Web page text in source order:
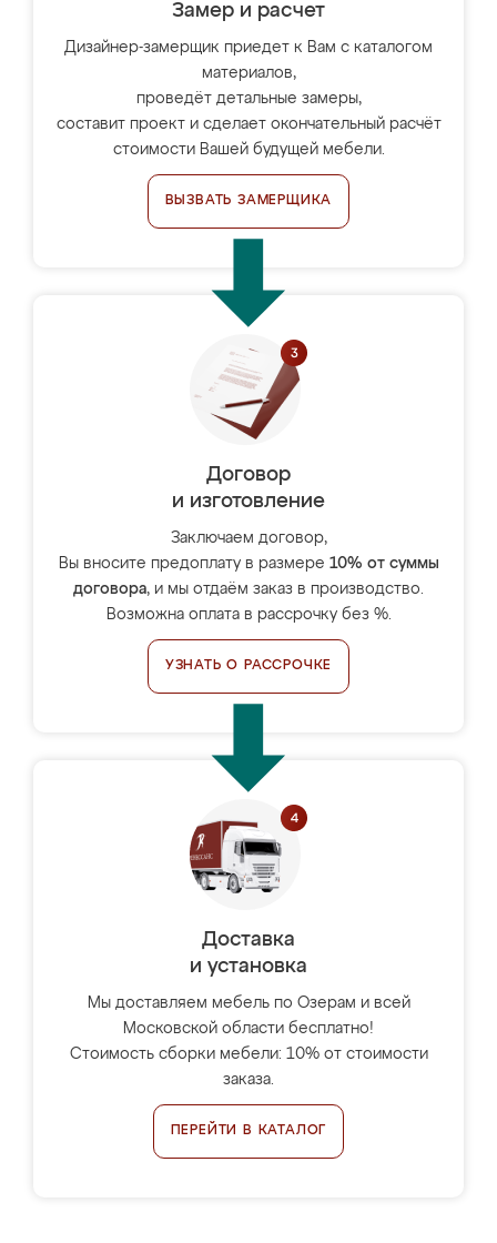
Замер и расчет
Дизайнер-замерщик приедет к Вам с каталогом
материалов,
проведёт детальные замеры,
составит проект и сделает окончательный расчёт
стоимости Вашей будущей мебели.
ВЫЗВАТЬ ЗАМЕРЩИКА
Договор
и изготовление
Заключаем договор,
Вы вносите предоплату в размере 10% от суммы
договора, и мы отдаём заказ в производство.
Возможна оплата в рассрочку без %.
УЗНАТЬ О РАССРОЧКЕ
Доставка
и установка
Мы доставляем мебель по Озерам и всей
Московской области бесплатно!
Стоимость сборки мебели: 10% от стоимости
заказа.
ПЕРЕЙТИ В КАТАЛОГ